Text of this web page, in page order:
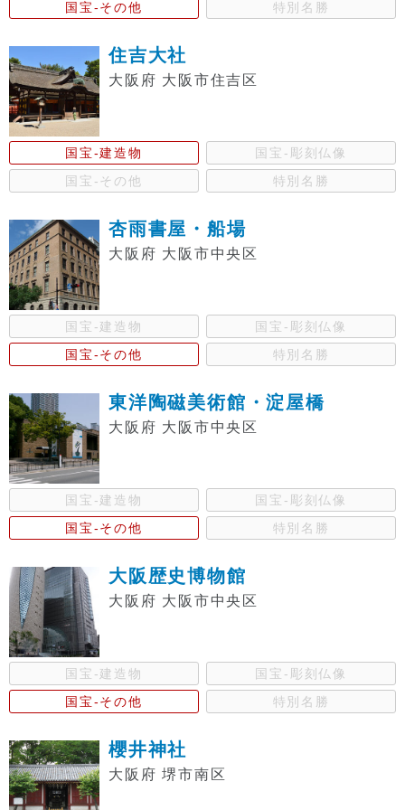
国宝-その他 特別名勝
住吉大社
大阪府 大阪市住吉区
国宝-建造物
国宝-彫刻仏像
国宝-その他
特別名勝
杏雨書屋・船場
大阪府 大阪市中央区
国宝-建造物
国宝-彫刻仏像
国宝-その他
特別名勝
東洋陶磁美術館・淀屋橋
大阪府 大阪市中央区
国宝-建造物
国宝-彫刻仏像
国宝-その他
特別名勝
大阪歴史博物館
大阪府 大阪市中央区
国宝-建造物
国宝-彫刻仏像
国宝-その他
特別名勝
櫻井神社
大阪府 堺市南区